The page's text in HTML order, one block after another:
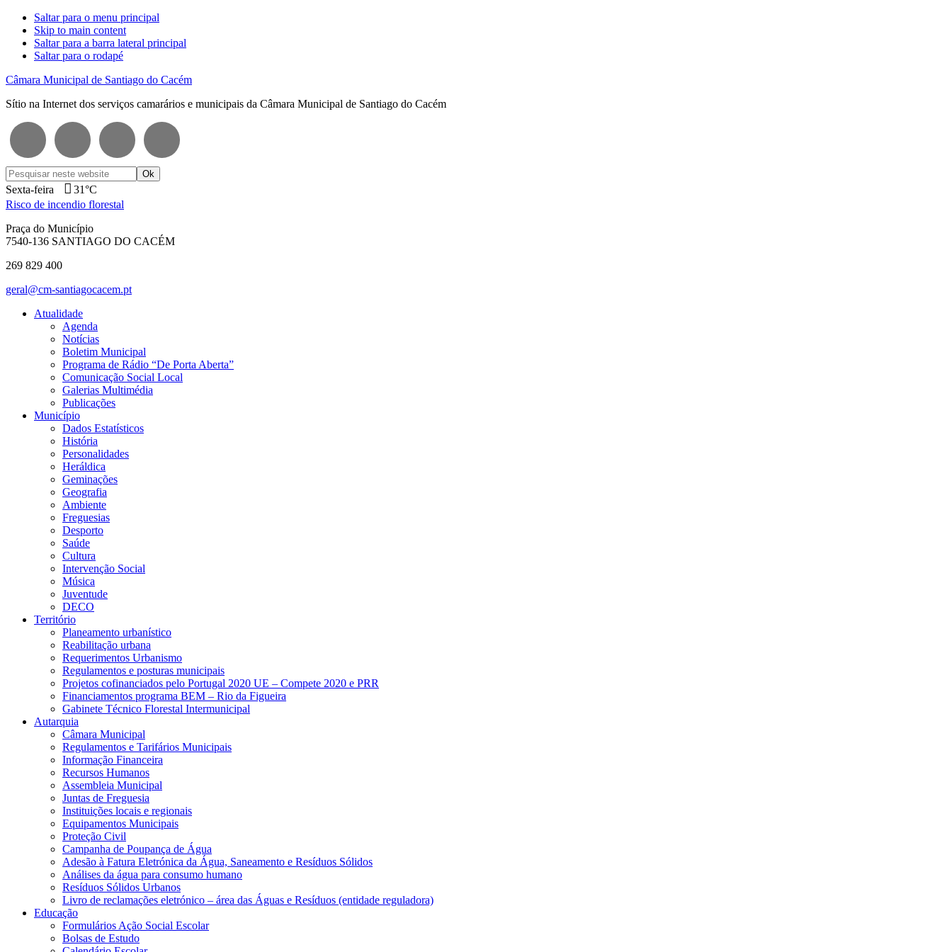
Saltar para o menu principal
Skip to main content
Saltar para a barra lateral principal
Saltar para o rodapé
Câmara Municipal de Santiago do Cacém
Sítio na Internet dos serviços camarários e municipais da Câmara Municipal de Santiago do Cacém
Pesquisar
neste
website
Sexta-feira
31°C
Risco de incendio florestal
Praça do Município
7540-136 SANTIAGO DO CACÉM
269 829 400
geral@cm-santiagocacem.pt
Atualidade
Agenda
Notícias
Boletim Municipal
Programa de Rádio “De Porta Aberta”
Comunicação Social Local
Galerias Multimédia
Publicações
Município
Dados Estatísticos
História
Personalidades
Heráldica
Geminações
Geografia
Ambiente
Freguesias
Desporto
Saúde
Cultura
Intervenção Social
Música
Juventude
DECO
Território
Planeamento urbanístico
Reabilitação urbana
Requerimentos Urbanismo
Regulamentos e posturas municipais
Projetos cofinanciados pelo Portugal 2020 UE – Compete 2020 e PRR
Financiamentos programa BEM – Rio da Figueira
Gabinete Técnico Florestal Intermunicipal
Autarquia
Câmara Municipal
Regulamentos e Tarifários Municipais
Informação Financeira
Recursos Humanos
Assembleia Municipal
Juntas de Freguesia
Instituições locais e regionais
Equipamentos Municipais
Proteção Civil
Campanha de Poupança de Água
Adesão à Fatura Eletrónica da Água, Saneamento e Resíduos Sólidos
Análises da água para consumo humano
Resíduos Sólidos Urbanos
Livro de reclamações eletrónico – área das Águas e Resíduos (entidade reguladora)
Educação
Formulários Ação Social Escolar
Bolsas de Estudo